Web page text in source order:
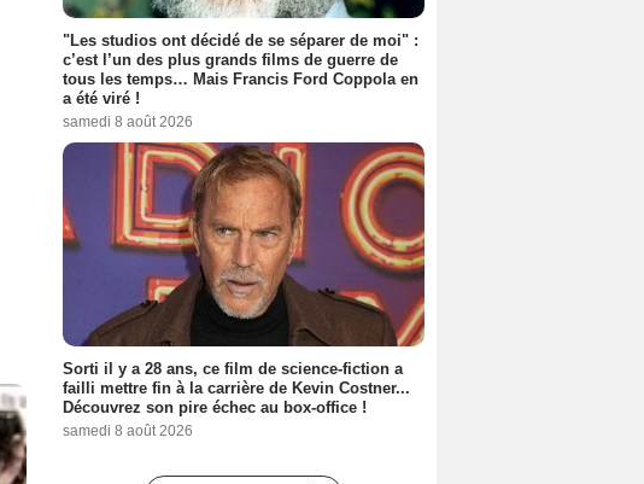
"Les studios ont décidé de se séparer de moi" :
c’est l’un des plus grands films de guerre de
tous les temps… Mais Francis Ford Coppola en
a été viré !
samedi 8 août 2026
Sorti il y a 28 ans, ce film de science-fiction a
failli mettre fin à la carrière de Kevin Costner...
Découvrez son pire échec au box-office !
samedi 8 août 2026